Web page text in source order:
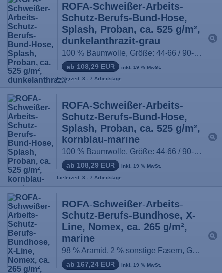
ROFA-Schweißer-Arbeits-
Schutz-Berufs-Bund-Hose,
Splash, Proban, ca. 525 g/m²,
dunkelanthrazit-grau
100 % Baumwolle, Größe: 44-66 / 90-114
ab 108,29 EUR inkl. 19 % MwSt.
Lieferzeit: 3 - 7 Arbeitstage
ROFA-Schweißer-Arbeits-
Schutz-Berufs-Bund-Hose,
Splash, Proban, ca. 525 g/m²,
kornblau-marine
100 % Baumwolle, Größe: 44-66 / 90-114
ab 108,29 EUR inkl. 19 % MwSt.
Lieferzeit: 3 - 7 Arbeitstage
ROFA-Schweißer-Arbeits-
Schutz-Berufs-Bundhose, X-
Line, Nomex, ca. 265 g/m²,
marine
98 % Aramid, 2 % sonstige Fasern, Größe: 44-66 / 90-114
ab 167,24 EUR inkl. 19 % MwSt.